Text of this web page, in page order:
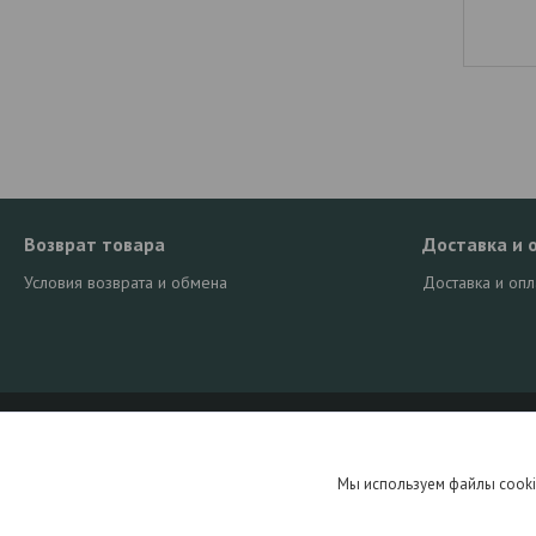
Возврат товара
Условия возврата и обмена
Доставка и
Доставка и
Мы используем файлы